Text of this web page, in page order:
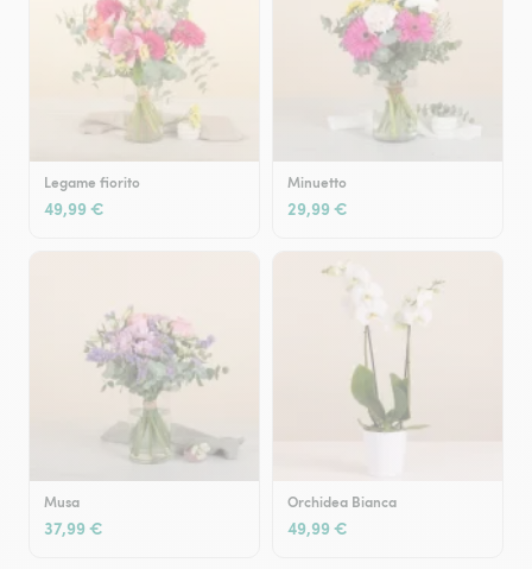
Legame fiorito
49,99 €
Minuetto
29,99 €
Musa
37,99 €
Orchidea Bianca
49,99 €